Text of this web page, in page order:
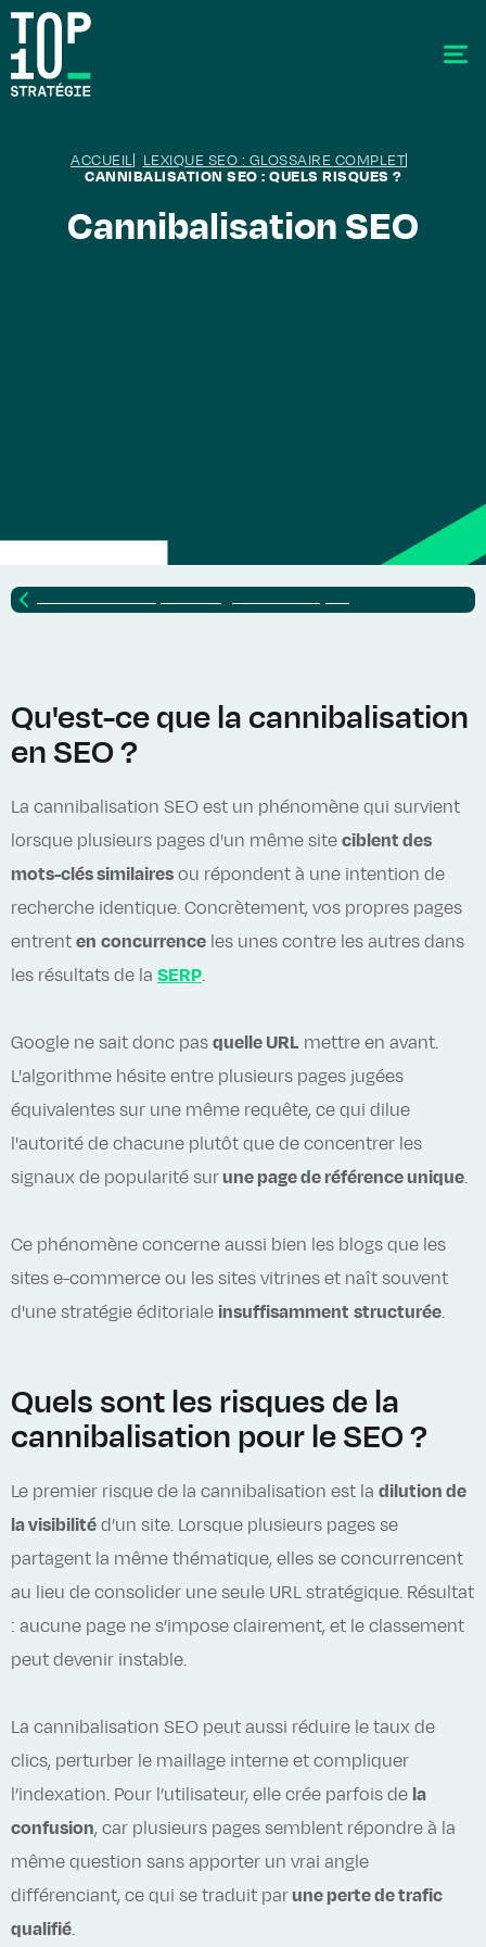
ACCUEIL
LEXIQUE SEO : GLOSSAIRE COMPLET
CANNIBALISATION SEO : QUELS RISQUES ?
Cannibalisation SEO
Qu'est-ce que la cannibalisation
en SEO ?
La cannibalisation SEO est un phénomène qui survient
lorsque plusieurs pages d'un même site ciblent des
mots-clés similaires ou répondent à une intention de
recherche identique. Concrètement, vos propres pages
entrent en concurrence les unes contre les autres dans
les résultats de la SERP.
Google ne sait donc pas quelle URL mettre en avant.
L'algorithme hésite entre plusieurs pages jugées
équivalentes sur une même requête, ce qui dilue
l'autorité de chacune plutôt que de concentrer les
signaux de popularité surune page de référence unique.
Ce phénomène concerne aussi bien les blogs que les
sites e-commerce ou les sites vitrines et naît souvent
d'une stratégie éditoriale insuffisamment structurée.
Quels sont les risques de la
cannibalisation pour le SEO ?
Le premier risque de la cannibalisation est la dilution de
la visibilité d’un site. Lorsque plusieurs pages se
partagent la même thématique, elles se concurrencent
au lieu de consolider une seule URL stratégique. Résultat
: aucune page ne s’impose clairement, et le classement
peut devenir instable.
La cannibalisation SEO peut aussi réduire le taux de
clics, perturber le maillage interne et compliquer
l’indexation. Pour l’utilisateur, elle crée parfois de la
confusion, car plusieurs pages semblent répondre à la
même question sans apporter un vrai angle
différenciant, ce qui se traduit parune perte de trafic
qualifié.